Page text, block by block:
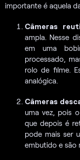
importante é aquela
Câmeras
ampla. Nesse
em uma
processado,
rolo de filme.
analógica.
Câmeras
uma vez, pois
que depois é
pode mais ser
embutido e são